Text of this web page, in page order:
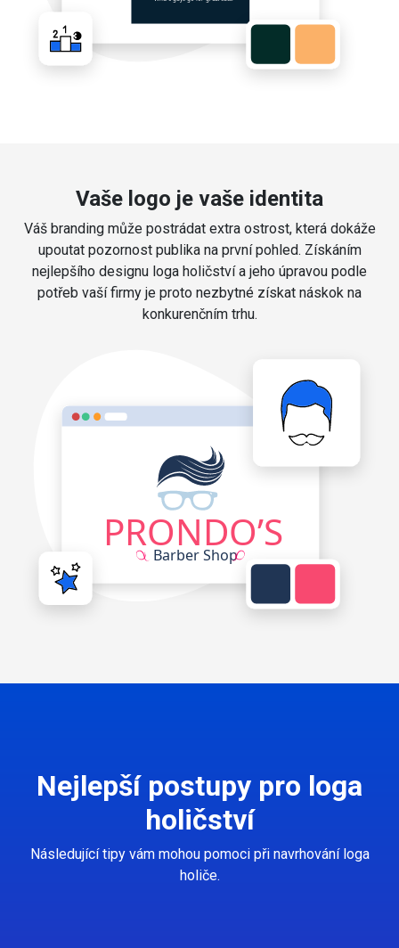
Vaše logo je vaše identita
Váš branding může postrádat extra ostrost, která dokáže
upoutat pozornost publika na první pohled. Získáním
nejlepšího designu loga holičství a jeho úpravou podle
potřeb vaší firmy je proto nezbytné získat náskok na
konkurenčním trhu.
Nejlepší postupy pro loga
holičství
Následující tipy vám mohou pomoci při navrhování loga
holiče.